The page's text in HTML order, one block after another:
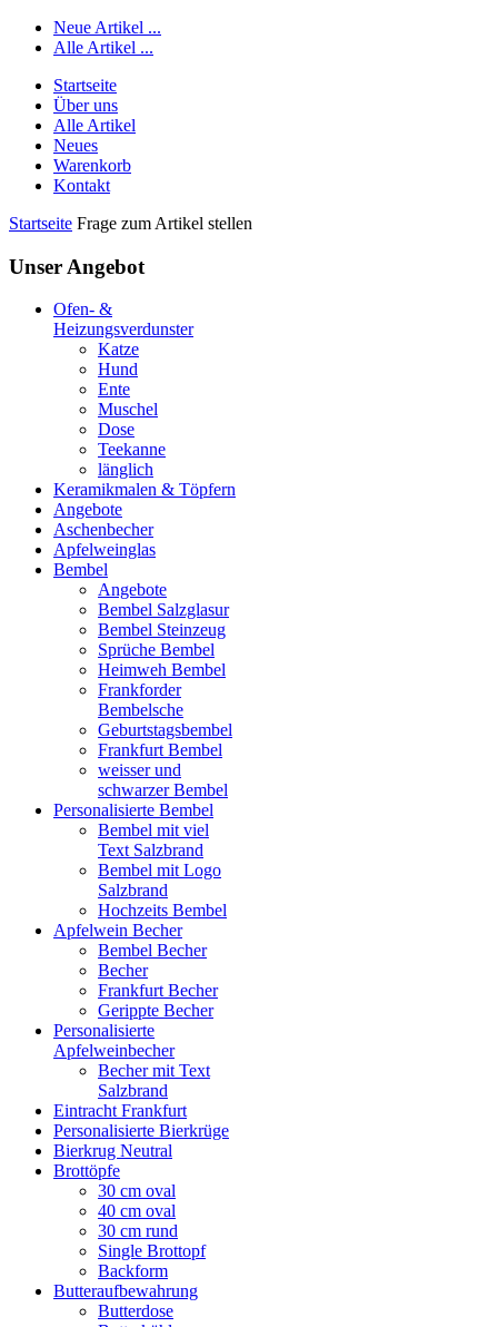
Neue Artikel ...
Alle Artikel ...
Startseite
Über uns
Alle Artikel
Neues
Warenkorb
Kontakt
Startseite Frage zum Artikel stellen
Unser Angebot
Ofen- &
Heizungsverdunster
Katze
Hund
Ente
Muschel
Dose
Teekanne
länglich
Keramikmalen & Töpfern
Angebote
Aschenbecher
Apfelweinglas
Bembel
Angebote
Bembel Salzglasur
Bembel Steinzeug
Sprüche Bembel
Heimweh Bembel
Frankforder
Bembelsche
Geburtstagsbembel
Frankfurt Bembel
weisser und
schwarzer Bembel
Personalisierte Bembel
Bembel mit viel
Text Salzbrand
Bembel mit Logo
Salzbrand
Hochzeits Bembel
Apfelwein Becher
Bembel Becher
Becher
Frankfurt Becher
Gerippte Becher
Personalisierte
Apfelweinbecher
Becher mit Text
Salzbrand
Eintracht Frankfurt
Personalisierte Bierkrüge
Bierkrug Neutral
Brottöpfe
30 cm oval
40 cm oval
30 cm rund
Single Brottopf
Backform
Butteraufbewahrung
Butterdose